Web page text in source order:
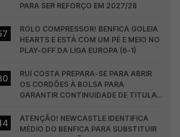
PARA SER REFORÇO EM 2027/28
ROLO COMPRESSOR! BENFICA GOLEIA
HEARTS E ESTÁ COM UM PÉ E MEIO NO
PLAY-OFF DA LIGA EUROPA (6-1)
RUI COSTA PREPARA-SE PARA ABRIR
OS CORDÕES À BOLSA PARA
GARANTIR CONTINUIDADE DE TITULAR
ATENÇÃO! NEWCASTLE IDENTIFICA
MÉDIO DO BENFICA PARA SUBSTITUIR